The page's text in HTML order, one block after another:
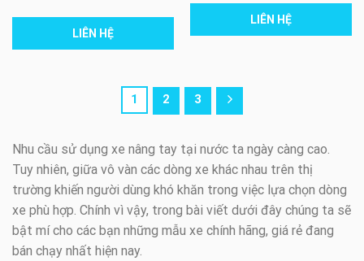
LIÊN HỆ
LIÊN HỆ
1 2 3
Nhu cầu sử dụng xe nâng tay tại nước ta ngày càng cao.
Tuy nhiên, giữa vô vàn các dòng xe khác nhau trên thị
trường khiến người dùng khó khăn trong việc lựa chọn dòng
xe phù hợp. Chính vì vậy, trong bài viết dưới đây chúng ta sẽ
bật mí cho các bạn những mẫu xe chính hãng, giá rẻ đang
bán chạy nhất hiện nay.